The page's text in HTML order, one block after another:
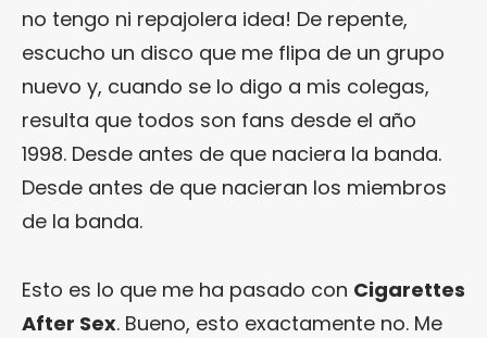
no tengo ni repajolera idea! De repente,
escucho un disco que me flipa de un grupo
nuevo y, cuando se lo digo a mis colegas,
resulta que todos son fans desde el año
1998. Desde antes de que naciera la banda.
Desde antes de que nacieran los miembros
de la banda.
Esto es lo que me ha pasado con Cigarettes
After Sex. Bueno, esto exactamente no. Me